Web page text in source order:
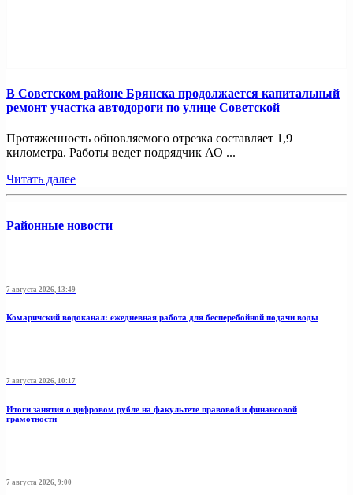
В Советском районе Брянска продолжается капитальный
ремонт участка автодороги по улице Советской
Протяженность обновляемого отрезка составляет 1,9
километра. Работы ведет подрядчик АО ...
Читать далее
Районные новости
7 августа 2026, 13:49
Комаричский водоканал: ежедневная работа для бесперебойной подачи воды
7 августа 2026, 10:17
Итоги занятия о цифровом рубле на факультете правовой и финансовой
грамотности
7 августа 2026, 9:00